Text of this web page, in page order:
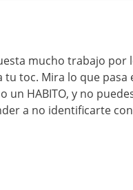
mucho trabajo por
toc. Mira lo que pasa
un HABITO, y no
a no identificarte